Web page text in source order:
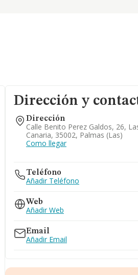
Dirección y
Dirección
Calle Benito Perez Galdos, 26,
Canaria, 35002, Palmas (las)
Como llegar
Teléfono
Añadir Teléfono
Web
Añadir Web
Email
Añadir Email